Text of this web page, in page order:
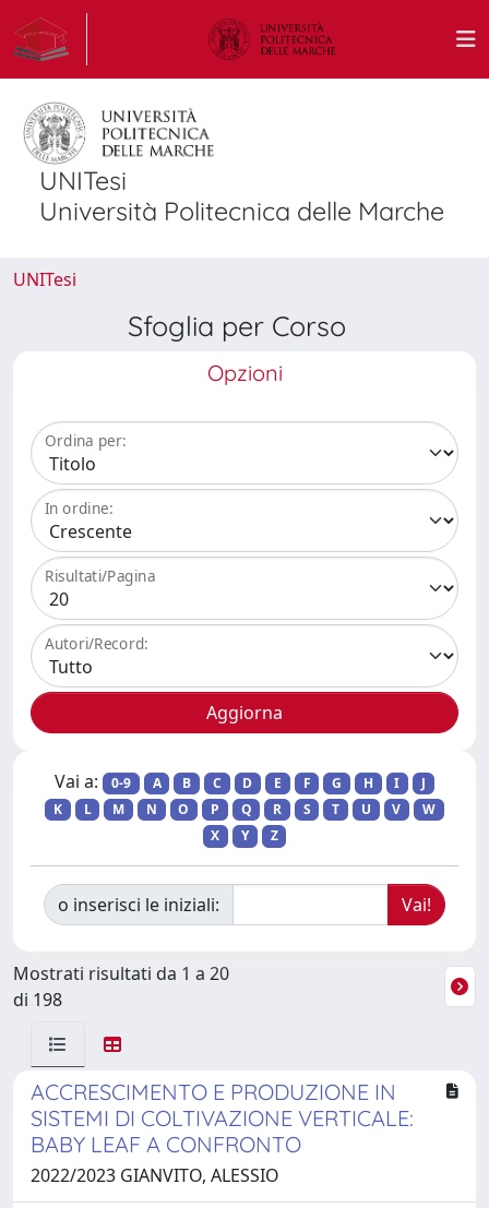
UNITesi
Università Politecnica delle Marche
UNITesi
Sfoglia per Corso
Opzioni
Ordina per:
In ordine:
Risultati/Pagina
Autori/Record:
Vai a: 0-9 A B C D E F G H I
J
K
L M N O P Q R S T U V
W
X
Y Z
o inserisci le iniziali:
Mostrati risultati da 1 a 20
di 198
ACCRESCIMENTO E PRODUZIONE IN
SISTEMI DI COLTIVAZIONE VERTICALE:
BABY LEAF A CONFRONTO
2022/2023 GIANVITO, ALESSIO